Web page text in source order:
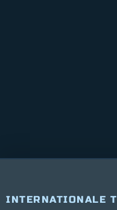
INTERNATIONALE